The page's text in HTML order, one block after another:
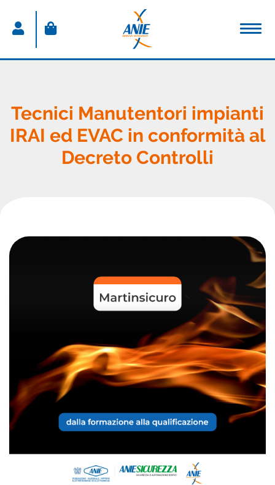
Password
Tecnici Manutentori impianti
IRAI ed EVAC in conformità al
Decreto Controlli